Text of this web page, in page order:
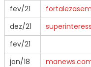
fev/21
dez/21
fev/21
jan/18